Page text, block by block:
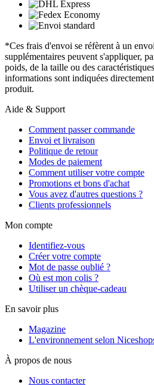
*Ces frais d'envoi se réfèrent à un
supplémentaires peuvent s'appliquer,
poids, de la taille ou des
informations sont indiquées
produit.
Aide & Support
Comment passer commande
Envoi et livraison
Politique de retour
Modes de paiement
Comment utiliser votre compte
Promotions et bons d'achat
Vous avez d'autres questions ?
Clients professionnels
Mon compte
Identifiez-vous
Créer votre compte
Mot de passe oublié ?
Où est mon colis ?
Utiliser un chèque-cadeau
En savoir plus
Magazine
L'environnement selon
À propos de nous
Nous contacter